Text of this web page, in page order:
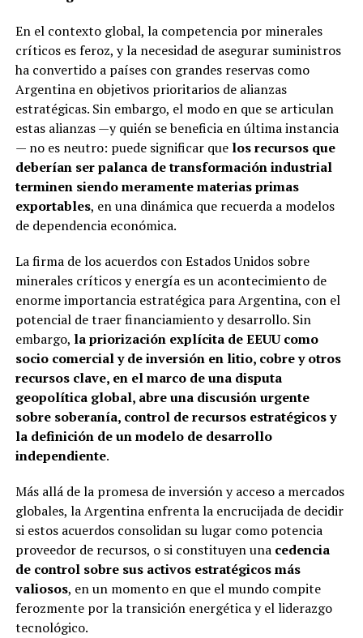
En el contexto global, la competencia por minerales
críticos es feroz, y la necesidad de asegurar suministros
ha convertido a países con grandes reservas como
Argentina en objetivos prioritarios de alianzas
estratégicas. Sin embargo, el modo en que se articulan
estas alianzas —y quién se beneficia en última instancia
— no es neutro: puede significar que los recursos que
deberían ser palanca de transformación industrial
terminen siendo meramente materias primas
exportables, en una dinámica que recuerda a modelos
de dependencia económica.
La firma de los acuerdos con Estados Unidos sobre
minerales críticos y energía es un acontecimiento de
enorme importancia estratégica para Argentina, con el
potencial de traer financiamiento y desarrollo. Sin
embargo, la priorización explícita de EEUU como
socio comercial y de inversión en litio, cobre y otros
recursos clave, en el marco de una disputa
geopolítica global, abre una discusión urgente
sobre soberanía, control de recursos estratégicos y
la definición de un modelo de desarrollo
independiente.
Más allá de la promesa de inversión y acceso a mercados
globales, la Argentina enfrenta la encrucijada de decidir
si estos acuerdos consolidan su lugar como potencia
proveedor de recursos, o si constituyen una cedencia
de control sobre sus activos estratégicos más
valiosos, en un momento en que el mundo compite
ferozmente por la transición energética y el liderazgo
tecnológico.